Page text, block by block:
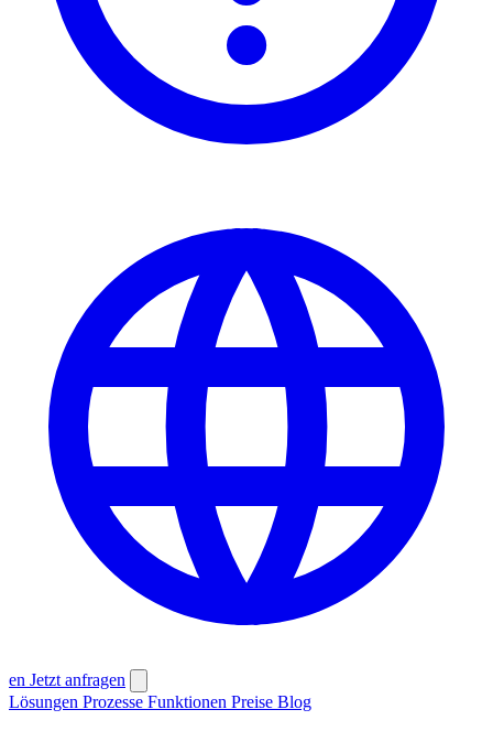
en Jetzt anfragen
Lösungen Prozesse Funktionen Preise Blog